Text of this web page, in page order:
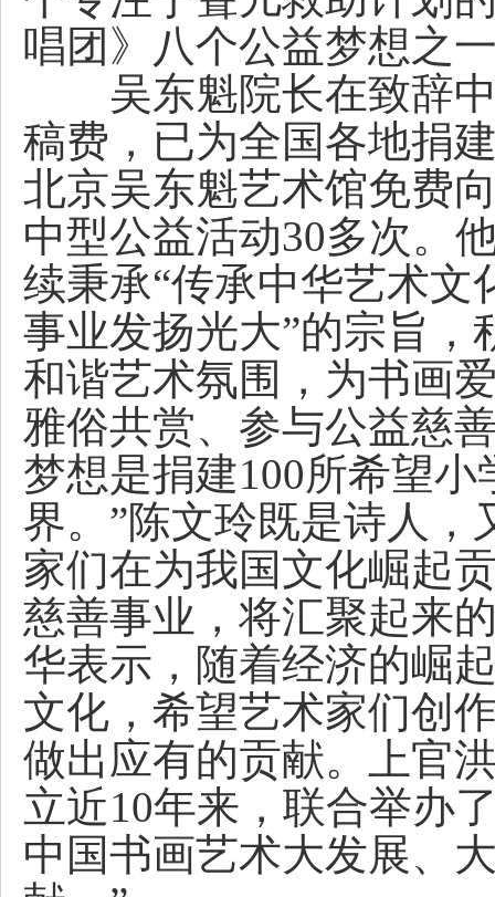
唱团》八个公益梦想之
吴东魁院长在致辞中
稿费，已为全国各地捐
北京吴东魁艺术馆免费
中型公益活动30多次。
续秉承“传承中华艺术
事业发扬光大”的宗旨，
和谐艺术氛围，为书画
雅俗共赏、参与公益慈
梦想是捐建100所希望
界。”陈文玲既是诗人
家们在为我国文化崛起
慈善事业，将汇聚起来
华表示，随着经济的崛
文化，希望艺术家们创
做出应有的贡献。上官
立近10年来，联合举办
中国书画艺术大发展、